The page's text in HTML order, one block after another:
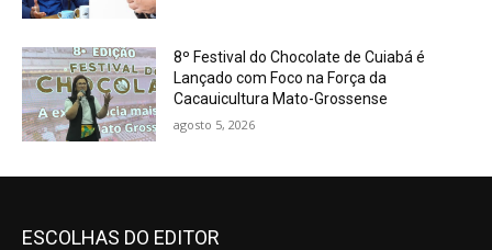
8º Festival do Chocolate de Cuiabá é
Lançado com Foco na Força da
Cacauicultura Mato-Grossense
agosto 5, 2026
ESCOLHAS DO EDITOR